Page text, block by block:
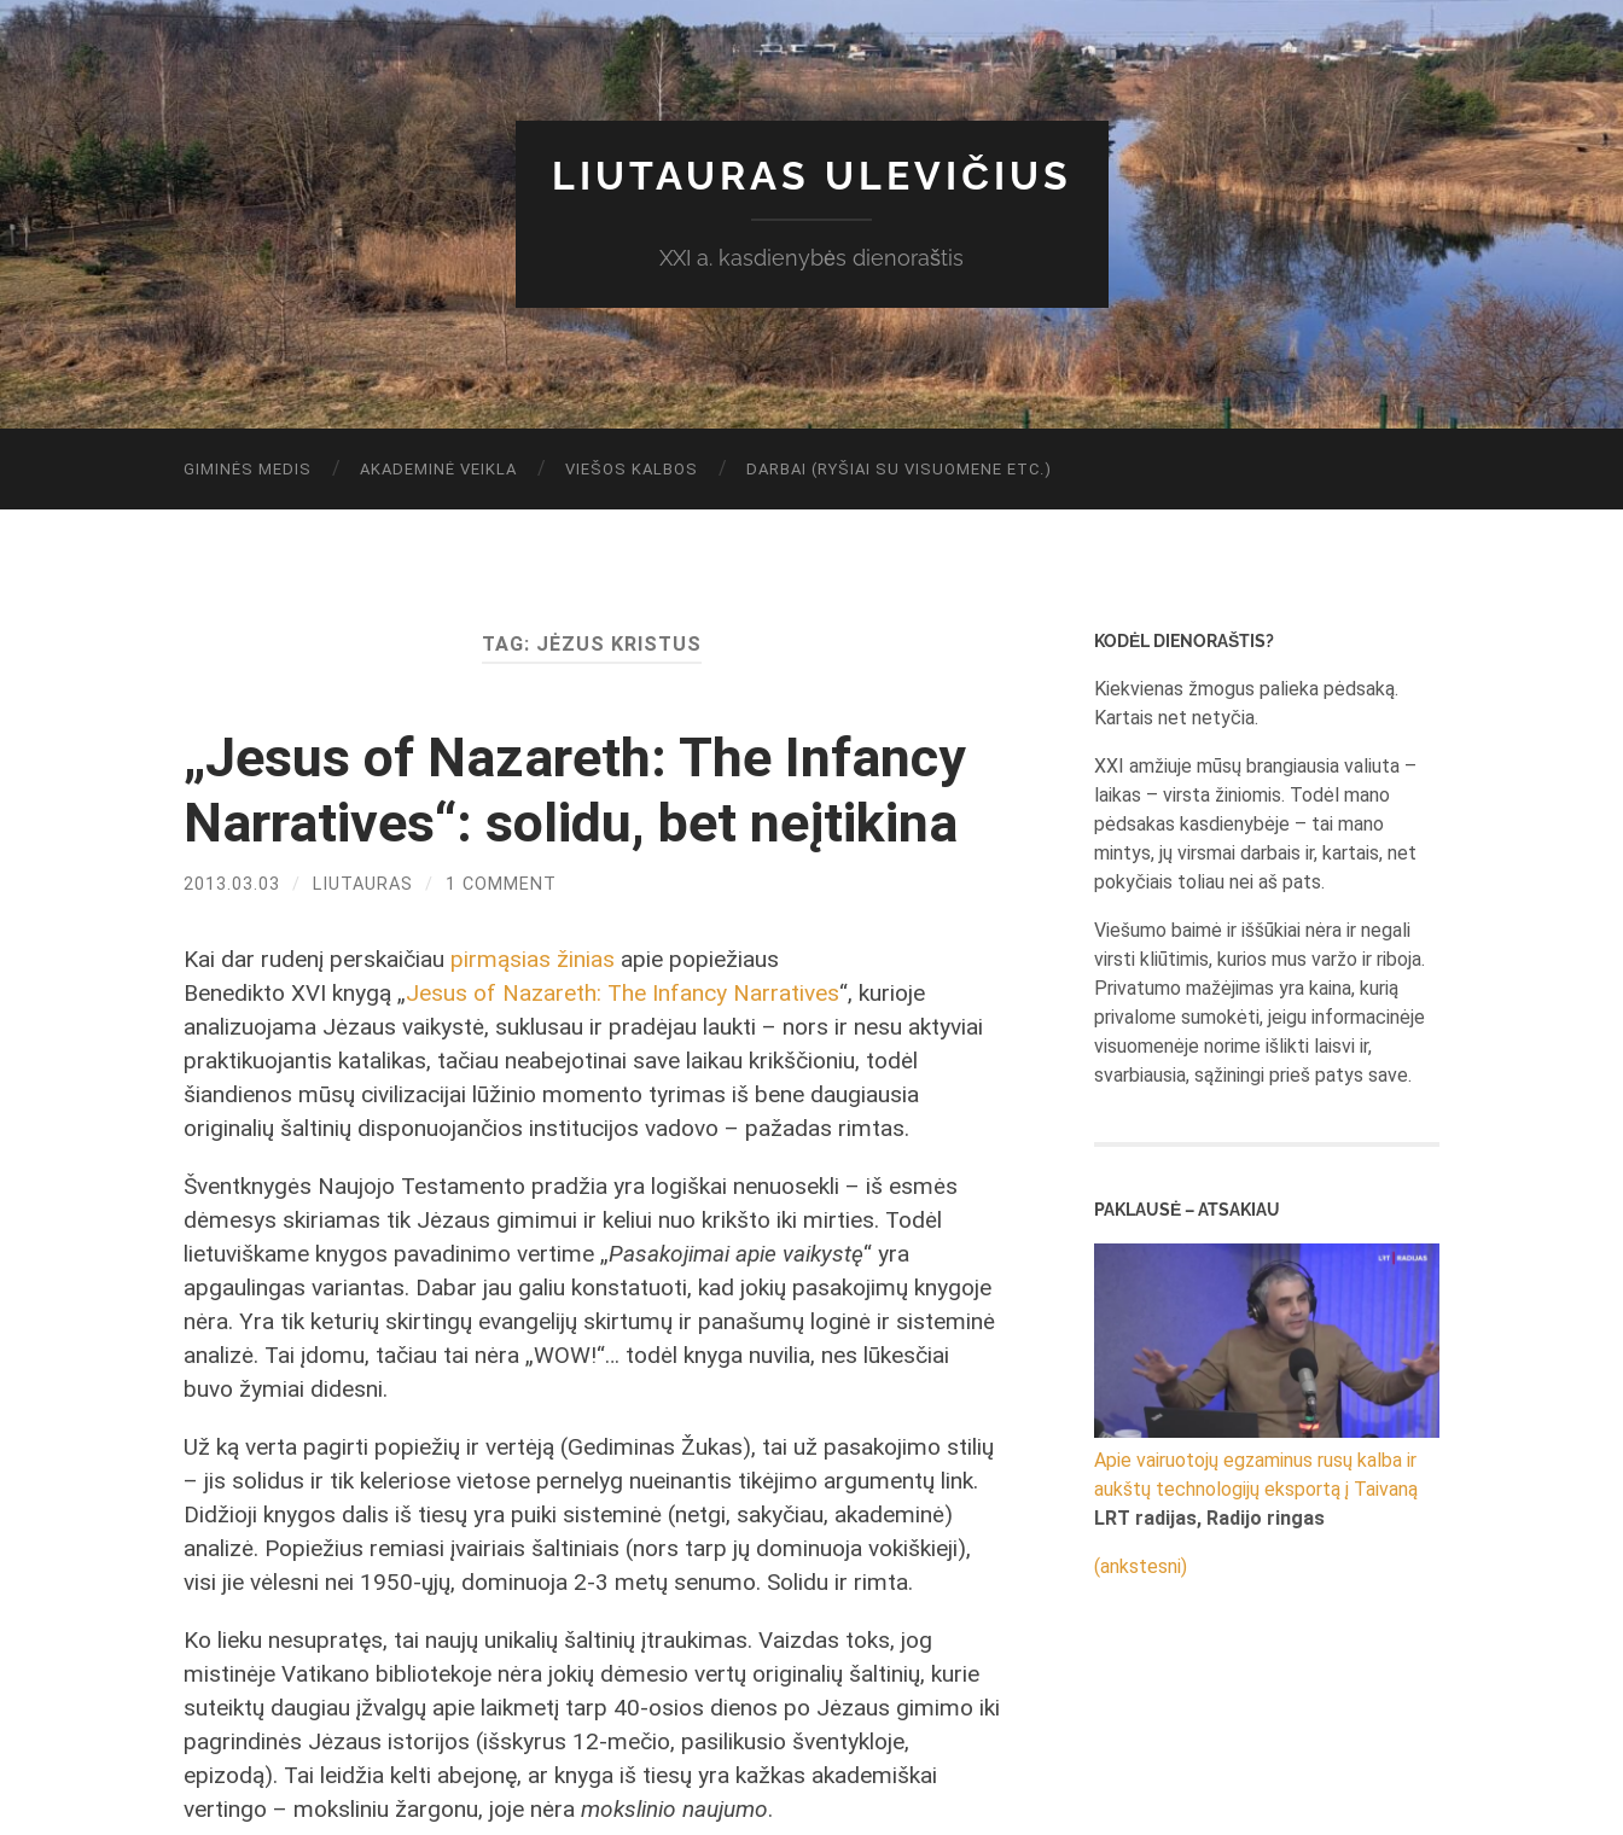
LIUTAURAS ULEVIČIUS
XXI a. kasdienybės dienoraštis
GIMINĖS MEDIS AKADEMINĖ VEIKLA VIEŠOS KALBOS DARBAI (RYŠIAI SU VISUOMENE ETC.)
TAG: JĖZUS KRISTUS
„Jesus of Nazareth: The Infancy
Narratives“: solidu, bet neįtikina
2013.03.03 / LIUTAURAS / 1 COMMENT
Kai dar rudenį perskaičiau pirmąsias žinias apie popiežiaus
Benedikto XVI knygą „Jesus of Nazareth: The Infancy Narratives“, kurioje
analizuojama Jėzaus vaikystė, suklusau ir pradėjau laukti – nors ir nesu aktyviai
praktikuojantis katalikas, tačiau neabejotinai save laikau krikščioniu, todėl
šiandienos mūsų civilizacijai lūžinio momento tyrimas iš bene daugiausia
originalių šaltinių disponuojančios institucijos vadovo – pažadas rimtas.
Šventknygės Naujojo Testamento pradžia yra logiškai nenuosekli – iš esmės
dėmesys skiriamas tik Jėzaus gimimui ir keliui nuo krikšto iki mirties. Todėl
lietuviškame knygos pavadinimo vertime „Pasakojimai apie vaikystę“ yra
apgaulingas variantas. Dabar jau galiu konstatuoti, kad jokių pasakojimų knygoje
nėra. Yra tik keturių skirtingų evangelijų skirtumų ir panašumų loginė ir sisteminė
analizė. Tai įdomu, tačiau tai nėra „WOW!“… todėl knyga nuvilia, nes lūkesčiai
buvo žymiai didesni.
Už ką verta pagirti popiežių ir vertėją (Gediminas Žukas), tai už pasakojimo stilių
– jis solidus ir tik keleriose vietose pernelyg nueinantis tikėjimo argumentų link.
Didžioji knygos dalis iš tiesų yra puiki sisteminė (netgi, sakyčiau, akademinė)
analizė. Popiežius remiasi įvairiais šaltiniais (nors tarp jų dominuoja vokiškieji),
visi jie vėlesni nei 1950-ųjų, dominuoja 2-3 metų senumo. Solidu ir rimta.
Ko lieku nesupratęs, tai naujų unikalių šaltinių įtraukimas. Vaizdas toks, jog
mistinėje Vatikano bibliotekoje nėra jokių dėmesio vertų originalių šaltinių, kurie
suteiktų daugiau įžvalgų apie laikmetį tarp 40-osios dienos po Jėzaus gimimo iki
pagrindinės Jėzaus istorijos (išskyrus 12-mečio, pasilikusio šventykloje,
epizodą). Tai leidžia kelti abejonę, ar knyga iš tiesų yra kažkas akademiškai
vertingo – moksliniu žargonu, joje nėra mokslinio naujumo.
KODĖL DIENORAŠTIS?
Kiekvienas žmogus palieka pėdsaką.
Kartais net netyčia.
XXI amžiuje mūsų brangiausia valiuta –
laikas – virsta žiniomis. Todėl mano
pėdsakas kasdienybėje – tai mano
mintys, jų virsmai darbais ir, kartais, net
pokyčiais toliau nei aš pats.
Viešumo baimė ir iššūkiai nėra ir negali
virsti kliūtimis, kurios mus varžo ir riboja.
Privatumo mažėjimas yra kaina, kurią
privalome sumokėti, jeigu informacinėje
visuomenėje norime išlikti laisvi ir,
svarbiausia, sąžiningi prieš patys save.
PAKLAUSĖ – ATSAKIAU
Apie vairuotojų egzaminus rusų kalba ir
aukštų technologijų eksportą į Taivaną
LRT radijas, Radijo ringas
(ankstesni)